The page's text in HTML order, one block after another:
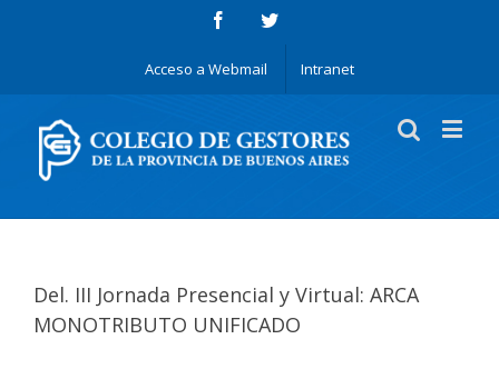
Acceso a Webmail Intranet
Del. III Jornada Presencial y Virtual: ARCA
MONOTRIBUTO UNIFICADO